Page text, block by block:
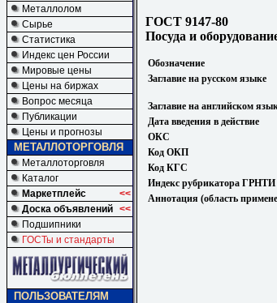
Металлолом
Сырье
Статистика
Индекс цен России
Мировые цены
Цены на биржах
Вопрос месяца
Публикации
Цены и прогнозы
МЕТАЛЛОТОРГОВЛЯ
Металлоторговля
Каталог
Маркетплейс
<<
Доска объявлений <<
Подшипники
ГОСТы и стандарты
ПОЛЬЗОВАТЕЛЯМ
ГОСТ 9147-80
Посуда и
Обозначение
Заглавие на русском языке
Заглавие на английском
Дата введения в действие
ОКС
Код ОКП
Код КГС
Индекс рубрикатора ГРНТИ
Аннотация (область